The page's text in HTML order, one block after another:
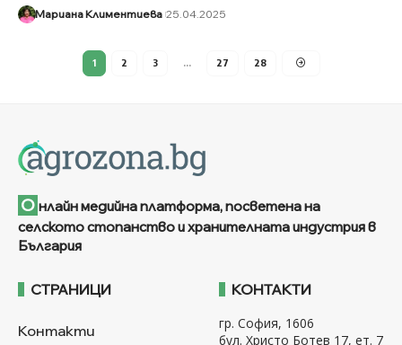
Мариана Климентиева 25.04.2025
1 2 3 … 27 28
О нлайн медийна платформа, посветена на
селското стопанство и хранителната индустрия в
България
СТРАНИЦИ
Контакти
КОНТАКТИ
гр. София, 1606
бул. Христо Ботев 17, ет. 7